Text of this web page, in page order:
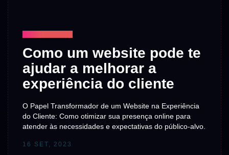
Como um website pode te
ajudar a melhorar a
experiência do cliente
O Papel Transformador de um Website na Experiência
do Cliente: Como otimizar sua presença online para
atender às necessidades e expectativas do público-alvo.
16 SET, 2023